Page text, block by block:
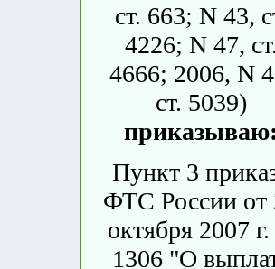
ст. 663; N 43,
4226; N 47,
4666; 2006, N
ст. 5039)
Пункт 3
ФТС России от
октября 2007
1306 "О